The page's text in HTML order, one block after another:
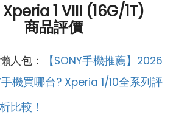
有
4,800 萬畫素
類
標準鏡頭
1 VIII (16G/1T)
商品評價
人包：
【SONY手機推薦】2026
機買哪台? Xperia 1/10全系列評
比較！